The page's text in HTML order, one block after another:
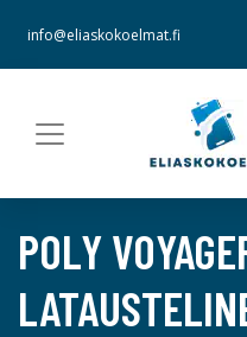
info@eliaskokoelmat.fi
POLY